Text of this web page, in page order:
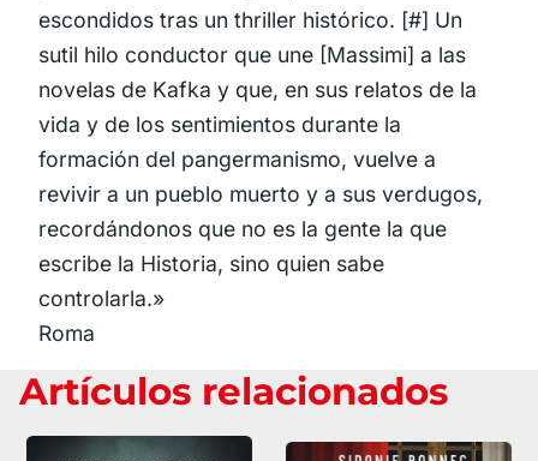
escondidos tras un thriller histórico. [#] Un
sutil hilo conductor que une [Massimi] a las
novelas de Kafka y que, en sus relatos de la
vida y de los sentimientos durante la
formación del pangermanismo, vuelve a
revivir a un pueblo muerto y a sus verdugos,
recordándonos que no es la gente la que
escribe la Historia, sino quien sabe
controlarla.»
Roma
Artículos relacionados